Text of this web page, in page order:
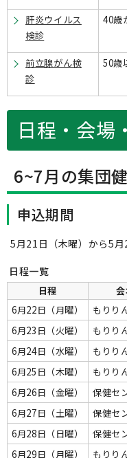
肝炎ウイルス
検診
40歳
前立腺がん検
診
50歳
日程・会場
6~7月の集団
申込期間
5月21日（木曜）から5月
日程一覧
日程
6月22日（月曜）
もりり
6月23日（火曜）
もりり
6月24日（水曜）
もりり
6月25日（木曜）
もりり
6月26日（金曜）
保健セ
6月27日（土曜）
保健セ
6月28日（日曜）
保健セ
6月29日（月曜）
もりり